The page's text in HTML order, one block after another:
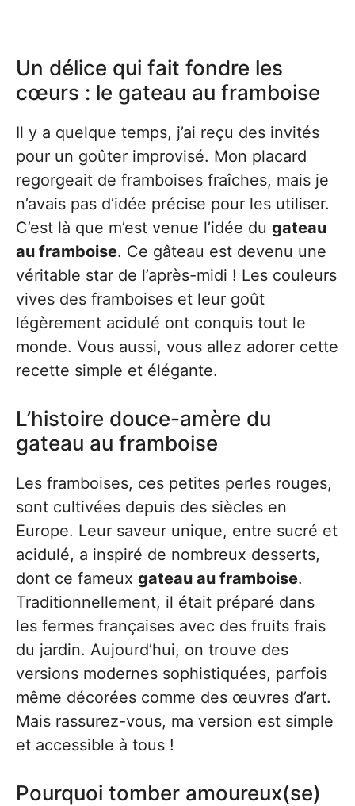
Un délice qui fait fondre les
cœurs : le gateau au framboise
Il y a quelque temps, j’ai reçu des invités
pour un goûter improvisé. Mon placard
regorgeait de framboises fraîches, mais je
n’avais pas d’idée précise pour les utiliser.
C’est là que m’est venue l’idée du gateau
au framboise. Ce gâteau est devenu une
véritable star de l’après-midi ! Les couleurs
vives des framboises et leur goût
légèrement acidulé ont conquis tout le
monde. Vous aussi, vous allez adorer cette
recette simple et élégante.
L’histoire douce-amère du
gateau au framboise
Les framboises, ces petites perles rouges,
sont cultivées depuis des siècles en
Europe. Leur saveur unique, entre sucré et
acidulé, a inspiré de nombreux desserts,
dont ce fameux gateau au framboise.
Traditionnellement, il était préparé dans
les fermes françaises avec des fruits frais
du jardin. Aujourd’hui, on trouve des
versions modernes sophistiquées, parfois
même décorées comme des œuvres d’art.
Mais rassurez-vous, ma version est simple
et accessible à tous !
Pourquoi tomber amoureux(se)